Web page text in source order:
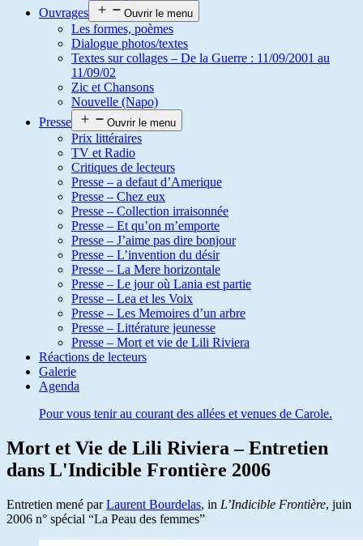
Ouvrages
Ouvrir le menu
Les formes, poèmes
Dialogue photos/textes
Textes sur collages – De la Guerre : 11/09/2001 au
11/09/02
Zic et Chansons
Nouvelle (Napo)
Presse
Ouvrir le menu
Prix littéraires
TV et Radio
Critiques de lecteurs
Presse – a defaut d’Amerique
Presse – Chez eux
Presse – Collection irraisonnée
Presse – Et qu’on m’emporte
Presse – J’aime pas dire bonjour
Presse – L’invention du désir
Presse – La Mere horizontale
Presse – Le jour où Lania est partie
Presse – Lea et les Voix
Presse – Les Memoires d’un arbre
Presse – Littérature jeunesse
Presse – Mort et vie de Lili Riviera
Réactions de lecteurs
Galerie
Agenda
Pour vous tenir au courant des allées et venues de Carole.
Mort et Vie de Lili Riviera – Entretien
dans L'Indicible Frontière 2006
Entretien mené parLaurent Bourdelas, in L’Indicible Frontière, juin
2006 n° spécial “La Peau des femmes”